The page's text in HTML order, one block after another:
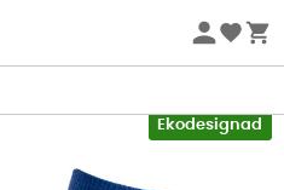
EXTRA vid köp av 2 produkter*
Ekodesignad